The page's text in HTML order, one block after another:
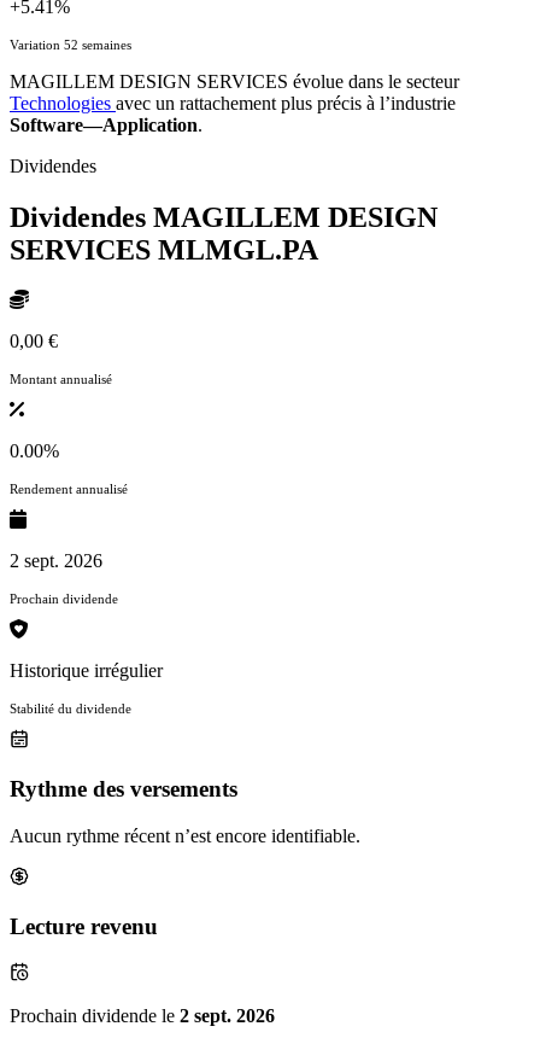
+5.41%
Variation 52 semaines
MAGILLEM DESIGN SERVICES évolue dans le secteur
Technologies avec un rattachement plus précis à l’industrie
Software—Application.
Dividendes
Dividendes MAGILLEM DESIGN
SERVICES MLMGL.PA
0,00 €
Montant annualisé
0.00%
Rendement annualisé
2 sept. 2026
Prochain dividende
Historique irrégulier
Stabilité du dividende
Rythme des versements
Aucun rythme récent n’est encore identifiable.
Lecture revenu
Prochain dividende le 2 sept. 2026